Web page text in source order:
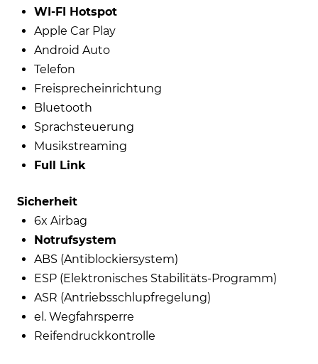
WI-FI Hotspot
Apple Car Play
Android Auto
Telefon
Freisprecheinrichtung
Bluetooth
Sprachsteuerung
Musikstreaming
Full Link
Sicherheit
6x Airbag
Notrufsystem
ABS (Antiblockiersystem)
ESP (Elektronisches Stabilitäts-Programm)
ASR (Antriebsschlupfregelung)
el. Wegfahrsperre
Reifendruckkontrolle